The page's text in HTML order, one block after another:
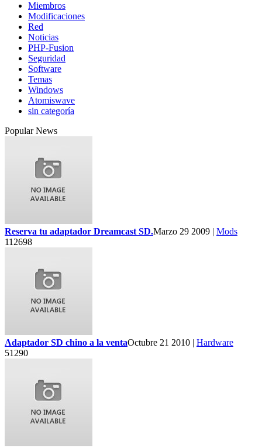
Miembros
Modificaciones
Red
Noticias
PHP-Fusion
Seguridad
Software
Temas
Windows
Atomiswave
sin categoría
Popular News
Reserva tu adaptador Dreamcast SD.Marzo 29 2009 | Mods
112698
Adaptador SD chino a la ventaOctubre 21 2010 | Hardware
51290